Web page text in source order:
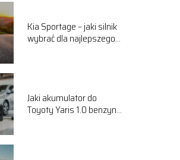
Kia Sportage – jaki silnik
wybrać dla najlepszego
Jaki akumulator do
Toyoty Yaris 1.0 benzyna